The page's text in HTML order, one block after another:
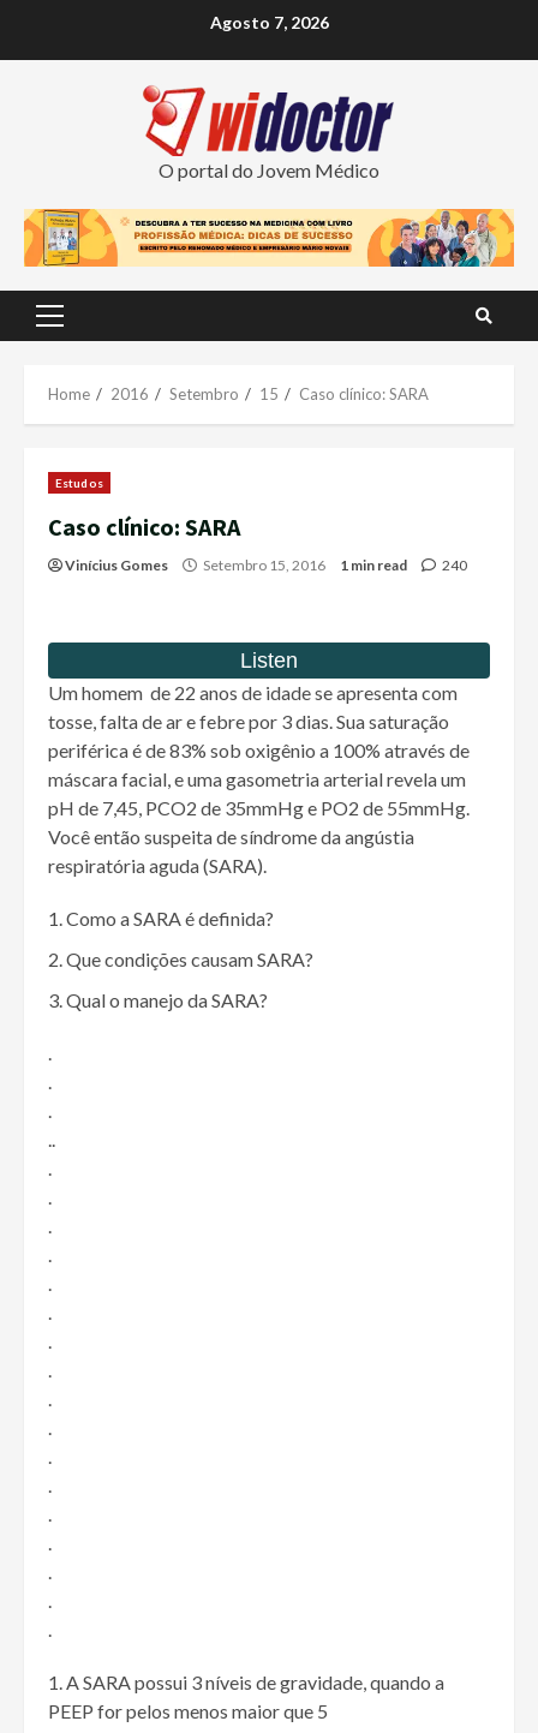
Agosto 7, 2026
O portal do Jovem Médico
Primary
Home 2016 Setembro 15 Caso clínico: SARA
Estudos
Caso clínico: SARA
Vinícius Gomes Setembro 15, 2016 1 min read 240
Um homem de 22 anos de idade se apresenta com
tosse, falta de ar e febre por 3 dias. Sua saturação
periférica é de 83% sob oxigênio a 100% através de
máscara facial, e uma gasometria arterial revela um
pH de 7,45, PCO2 de 35mmHg e PO2 de 55mmHg.
Você então suspeita de síndrome da angústia
respiratória aguda (SARA).
Como a SARA é definida?
Que condições causam SARA?
Qual o manejo da SARA?
.
.
.
..
.
.
.
.
.
.
.
.
.
.
.
.
.
.
.
.
.
A SARA possui 3 níveis de gravidade, quando a
PEEP for pelos menos maior que 5